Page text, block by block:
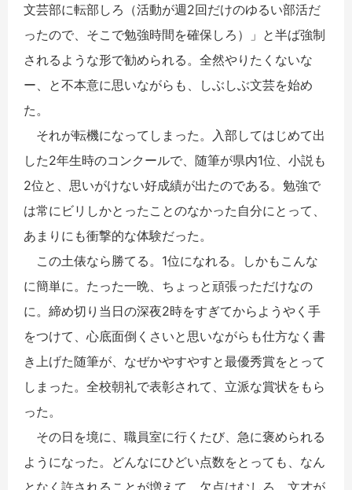
文芸部に転部しろ（活動が週2回だけのゆるい部活だ
ったので、そこで勉強時間を確保しろ）」と半ば強制
されるような形で勧められる。全然やりたくないな
ー、と不本意に思いながらも、しぶしぶ文芸を始め
た。
それが転機になってしまった。入部してはじめて出
した2年生時のコンクールで、随筆が県内1位、小説も
2位と、思いがけない好成績が出たのである。勉強で
は常にビリしかとったことのなかった自分にとって、
あまりにも衝撃的な体験だった。
この土俵なら勝てる。1位になれる。しかもこんな
に簡単に。たった一晩、ちょっと頑張っただけなの
に。締め切り当日の深夜2時をすぎてからようやく手
をつけて、心底面倒くさいと思いながらも仕方なく書
き上げた随筆が、なぜかやすやすと最優秀賞をとって
しまった。全校朝礼で表彰されて、立派な賞状をもら
った。
その日を境に、職員室に行くたび、急に褒められる
ようになった。どんなにひどい点数をとっても、なん
となく許されることが増えて、欠点はむしろ、文才が